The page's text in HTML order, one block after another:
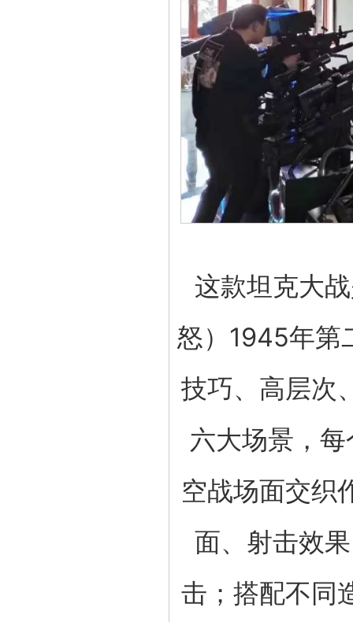
这款坦克大
怒）1945年第
技巧、高层次
六大场景，
空战场面交织
面、射击效
击；搭配不同